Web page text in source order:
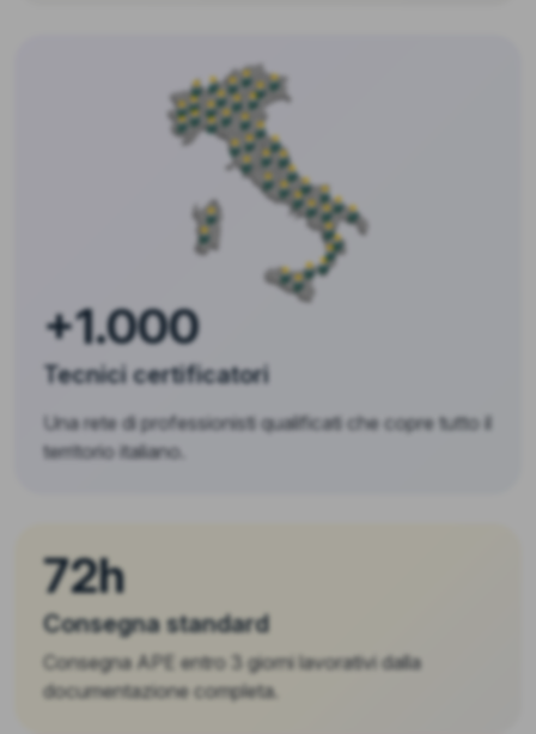
+1.000
Tecnici certificatori
Una rete di professionisti qualificati che copre tutto il
territorio italiano.
72h
Consegna standard
Consegna APE entro 3 giorni lavorativi dalla
documentazione completa.